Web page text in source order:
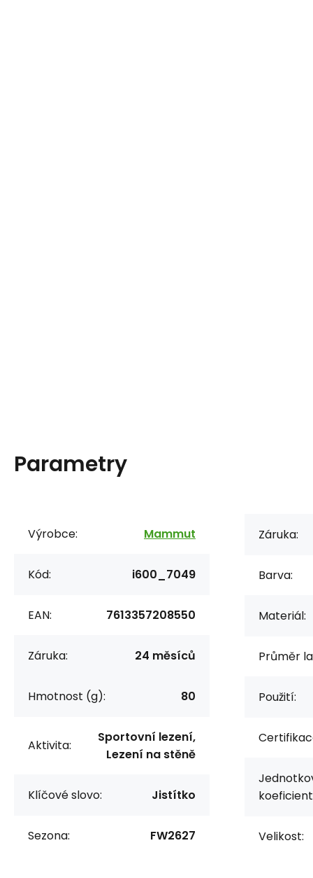
Parametry
Výrobce: Mammut
Kód: i600_7049
EAN: 7613357208550
Záruka: 24 měsíců
Hmotnost (g): 80
Aktivita:
Sportovní lezení,
Lezení na stěně
Klíčové slovo: Jistítko
Sezona: FW2627
Záruka:
Barva:
Materiál:
Průměr
Použití:
Velikost: